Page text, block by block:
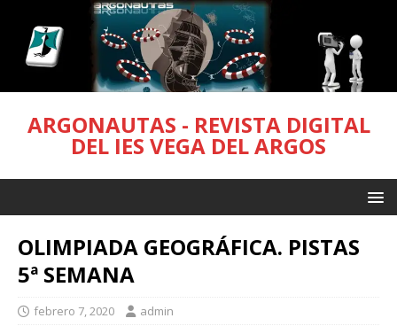
ARGONAUTAS - REVISTA DIGITAL
DEL IES VEGA DEL ARGOS
OLIMPIADA GEOGRÁFICA. PISTAS
5ª SEMANA
febrero 7, 2020 admin